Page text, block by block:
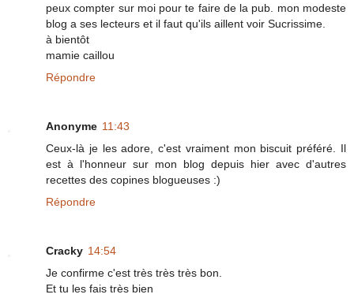
peux compter sur moi pour te faire de la pub. mon modeste
blog a ses lecteurs et il faut qu'ils aillent voir Sucrissime.
à bientôt
mamie caillou
Répondre
Anonyme 11:43
Ceux-là je les adore, c'est vraiment mon biscuit préféré. Il
est à l'honneur sur mon blog depuis hier avec d'autres
recettes des copines blogueuses :)
Répondre
Cracky 14:54
Je confirme c'est très très très bon.
Et tu les fais très bien